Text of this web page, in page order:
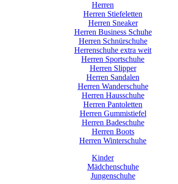
Herren
Herren Stiefeletten
Herren Sneaker
Herren Business Schuhe
Herren Schnürschuhe
Herrenschuhe extra weit
Herren Sportschuhe
Herren Slipper
Herren Sandalen
Herren Wanderschuhe
Herren Hausschuhe
Herren Pantoletten
Herren Gummistiefel
Herren Badeschuhe
Herren Boots
Herren Winterschuhe
Kinder
Mädchenschuhe
Jungenschuhe